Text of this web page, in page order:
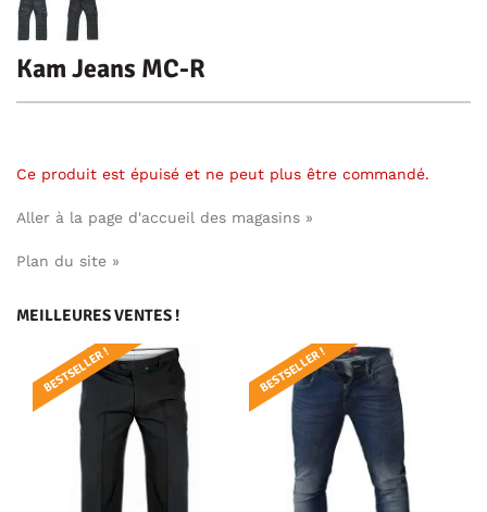
Kam Jeans MC-R
Ce produit est épuisé et ne peut plus être commandé.
Aller à la page d'accueil des magasins »
Plan du site »
MEILLEURES VENTES !
BESTSELLER ! BESTSELLER !